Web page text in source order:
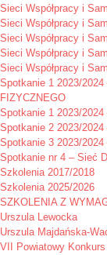
Sieci Współpracy i
Sieci Współpracy i
Sieci Współpracy i
Sieci Współpracy i
Sieci Współpracy i
Spotkanie 1 2023/
FIZYCZNEGO
Spotkanie 1 2023/
Spotkanie 2 2023/
Spotkanie 3 2023/
Spotkanie nr 4 – Sieć
Szkolenia 2017/2018
Szkolenia 2025/2026
SZKOLENIA Z
Urszula Lewocka
Urszula Majdańska-
VII Powiatowy